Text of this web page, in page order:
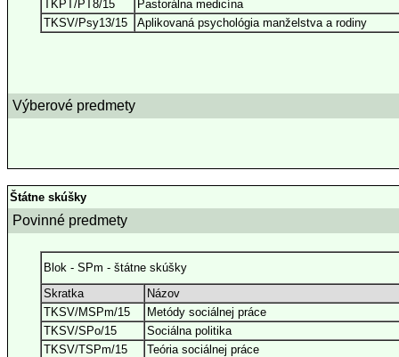
TKPT/PT8/15
Pastorálna medicína
TKSV/Psy13/15
Aplikovaná psychológia manželstva a rodiny
Výberové predmety
Štátne skúšky
Povinné predmety
Blok - SPm - štátne skúšky
Skratka
Názov
TKSV/MSPm/15
Metódy sociálnej práce
TKSV/SPo/15
Sociálna politika
TKSV/TSPm/15
Teória sociálnej práce